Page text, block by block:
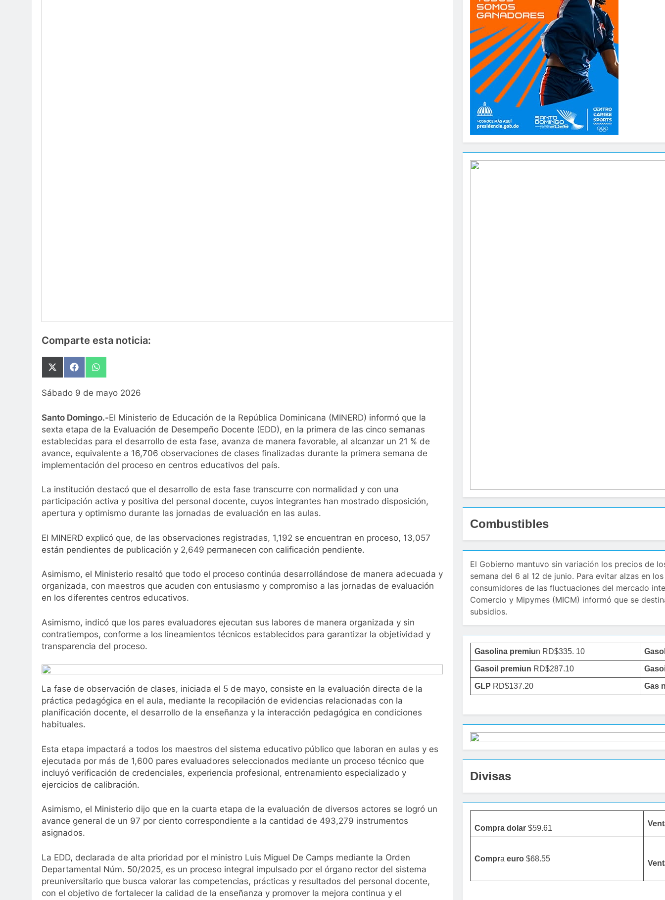
Comparte esta noticia:
Compartir
en
X
(Twitter)
Compartir
en
Facebook
Compartir
en
WhatsApp
Sábado 9 de mayo 2026
Santo Domingo.-El Ministerio de Educación de la República Dominicana (MINERD) informó que la
sexta etapa de la Evaluación de Desempeño Docente (EDD), en la primera de las cinco semanas
establecidas para el desarrollo de esta fase, avanza de manera favorable, al alcanzar un 21 % de
avance, equivalente a 16,706 observaciones de clases finalizadas durante la primera semana de
implementación del proceso en centros educativos del país.
La institución destacó que el desarrollo de esta fase transcurre con normalidad y con una
participación activa y positiva del personal docente, cuyos integrantes han mostrado disposición,
apertura y optimismo durante las jornadas de evaluación en las aulas.
El MINERD explicó que, de las observaciones registradas, 1,192 se encuentran en proceso, 13,057
están pendientes de publicación y 2,649 permanecen con calificación pendiente.
Asimismo, el Ministerio resaltó que todo el proceso continúa desarrollándose de manera adecuada y
organizada, con maestros que acuden con entusiasmo y compromiso a las jornadas de evaluación
en los diferentes centros educativos.
Asimismo, indicó que los pares evaluadores ejecutan sus labores de manera organizada y sin
contratiempos, conforme a los lineamientos técnicos establecidos para garantizar la objetividad y
transparencia del proceso.
La fase de observación de clases, iniciada el 5 de mayo, consiste en la evaluación directa de la
práctica pedagógica en el aula, mediante la recopilación de evidencias relacionadas con la
planificación docente, el desarrollo de la enseñanza y la interacción pedagógica en condiciones
habituales.
Esta etapa impactará a todos los maestros del sistema educativo público que laboran en aulas y es
ejecutada por más de 1,600 pares evaluadores seleccionados mediante un proceso técnico que
incluyó verificación de credenciales, experiencia profesional, entrenamiento especializado y
ejercicios de calibración.
Asimismo, el Ministerio dijo que en la cuarta etapa de la evaluación de diversos actores se logró un
avance general de un 97 por ciento correspondiente a la cantidad de 493,279 instrumentos
asignados.
La EDD, declarada de alta prioridad por el ministro Luis Miguel De Camps mediante la Orden
Departamental Núm. 50/2025, es un proceso integral impulsado por el órgano rector del sistema
preuniversitario que busca valorar las competencias, prácticas y resultados del personal docente,
con el objetivo de fortalecer la calidad de la enseñanza y promover la mejora continua y el
Combustibles
El Gobierno mantuvo sin variación los precios de
semana del 6 al 12 de junio. Para evitar alzas en
consumidores de las fluctuaciones del mercado
Comercio y Mipymes (MICM) informó que se
subsidios.
Gasolina premiun RD$335. 10
Gasoil premiun RD$287.10
GLP RD$137.20 Gas
Divisas
Compra dolar $59.61
Compraeuro $68.55